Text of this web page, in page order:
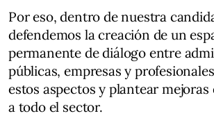
Por eso, dentro de nuestra
defendemos la creación de un
permanente de diálogo entre
públicas, empresas y
estos aspectos y plantear
a todo el sector.